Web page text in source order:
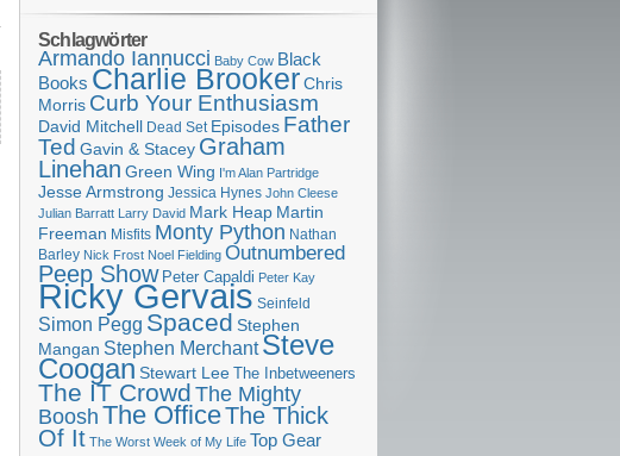
Schlagwörter
Armando Iannucci Baby Cow Black
Books Charlie BrookerChris
Morris Curb Your Enthusiasm
David Mitchell Dead Set Episodes Father
Ted Gavin & Stacey Graham
Linehan Green Wing I'm Alan Partridge
Jesse Armstrong Jessica Hynes John Cleese
Julian Barratt Larry David Mark Heap Martin
Freeman Misfits Monty Python Nathan
Barley Nick Frost Noel Fielding Outnumbered
Peep Show Peter Capaldi Peter Kay
Ricky Gervais Seinfeld
Simon Pegg Spaced Stephen
Mangan Stephen Merchant Steve
CooganStewart Lee The Inbetweeners
The IT Crowd The Mighty
Boosh The OfficeThe Thick
Of It The Worst Week of My Life Top Gear